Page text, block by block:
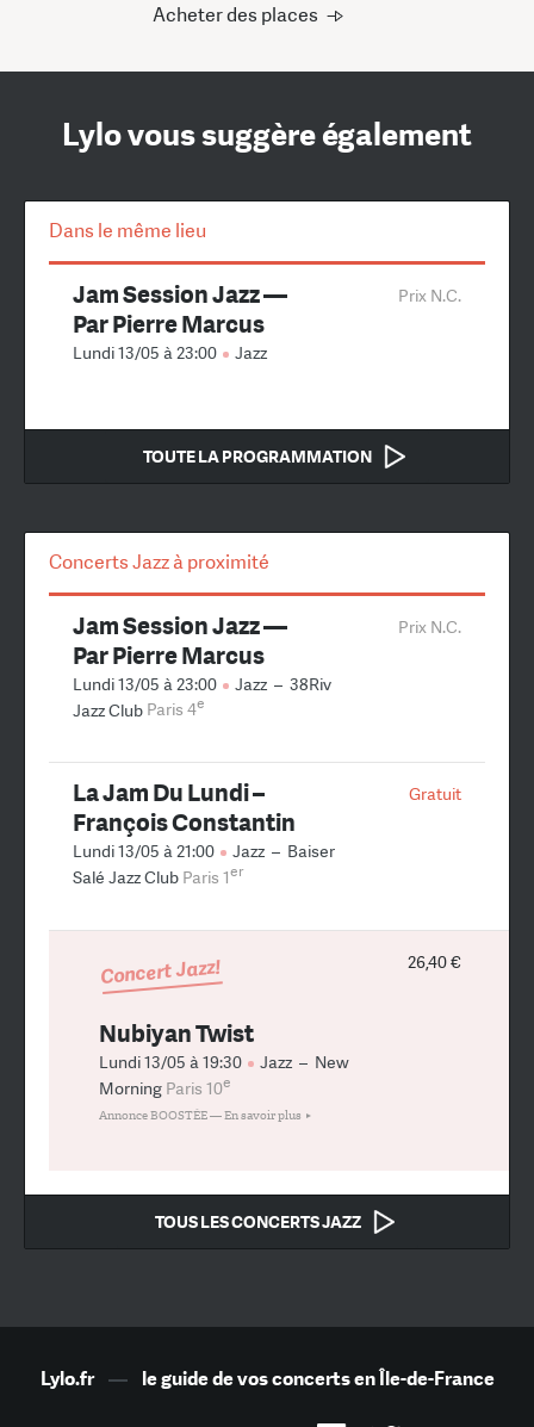
Acheter des places
Lylo vous suggère également
Dans le même lieu
Prix N.C.
Jam Session Jazz —
Par Pierre Marcus
Lundi 13/05 à 23:00 Jazz
TOUTE LA PROGRAMMATION
Concerts Jazz à proximité
Prix N.C.
Jam Session Jazz —
Par Pierre Marcus
Lundi 13/05 à 23:00 Jazz – 38Riv
Jazz Club Paris 4e
Gratuit
La Jam Du Lundi –
François Constantin
Lundi 13/05 à 21:00 Jazz – Baiser
Salé Jazz Club Paris 1er
26,40 €
Concert Jazz!
Nubiyan Twist
Lundi 13/05 à 19:30 Jazz – New
Morning Paris 10e
Annonce BOOSTÉE —En savoir plus
TOUS LES CONCERTS JAZZ
Lylo.fr— le guide de vos concerts en Île-de-France